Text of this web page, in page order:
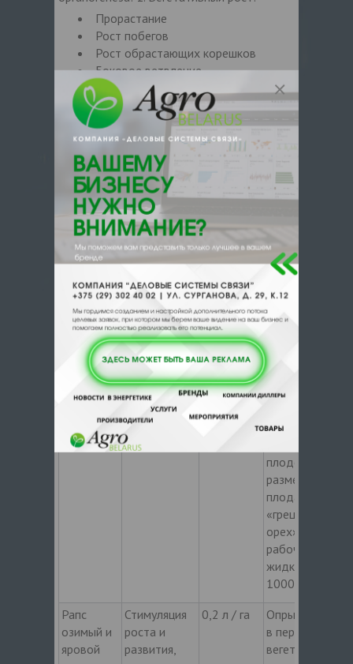
Прорастание
Рост побегов
Рост обрастающих корешков
Боковое ветвление
2. Генеративный рост:
Количество цветов
Количество плодов, ягод, бобов,
стручков, колосков
Прорастание семян
Аккумуляция биомассы и
повышение плодоношения
Регламент примененияДля
сельскохозяйственных предприятий:
расхода
препарата,
л/га
Способ, время
обработки,
ограничения
Плодовые
деревья
Стимуляция
роста и
развития
растений,
повышение
урожайности
0,2 л / га
опрыскивание
растений в
начале
фазу
плодов и при
размере
плода ‑
«грецкий
орех». Расход
рабочей
жидкости
1000 л/га
Рапс
озимый и
яровой
Стимуляция
роста и
развития,
0,2 л / га
Опрыскивание
в период
вегетации: от